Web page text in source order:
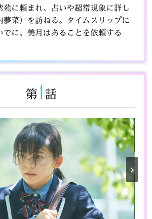
苑に頼まれ、占いや超常現象に詳し
夢菜）を訪ねる。タイムスリップに
でに、美月はあることを依頼する
第 1 話
›